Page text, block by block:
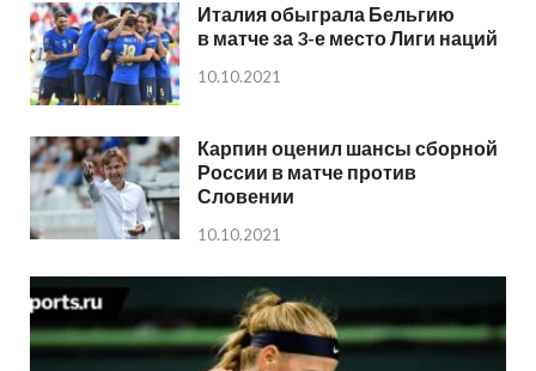
Италия обыграла Бельгию
в матче за 3-е место Лиги наций
10.10.2021
Карпин оценил шансы сборной
России в матче против
Словении
10.10.2021